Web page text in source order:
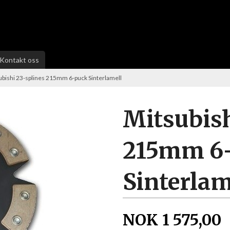
Kontakt oss
23-splines 215mm 6-puck Sinterlamell
215mm
NOK 1 575,00